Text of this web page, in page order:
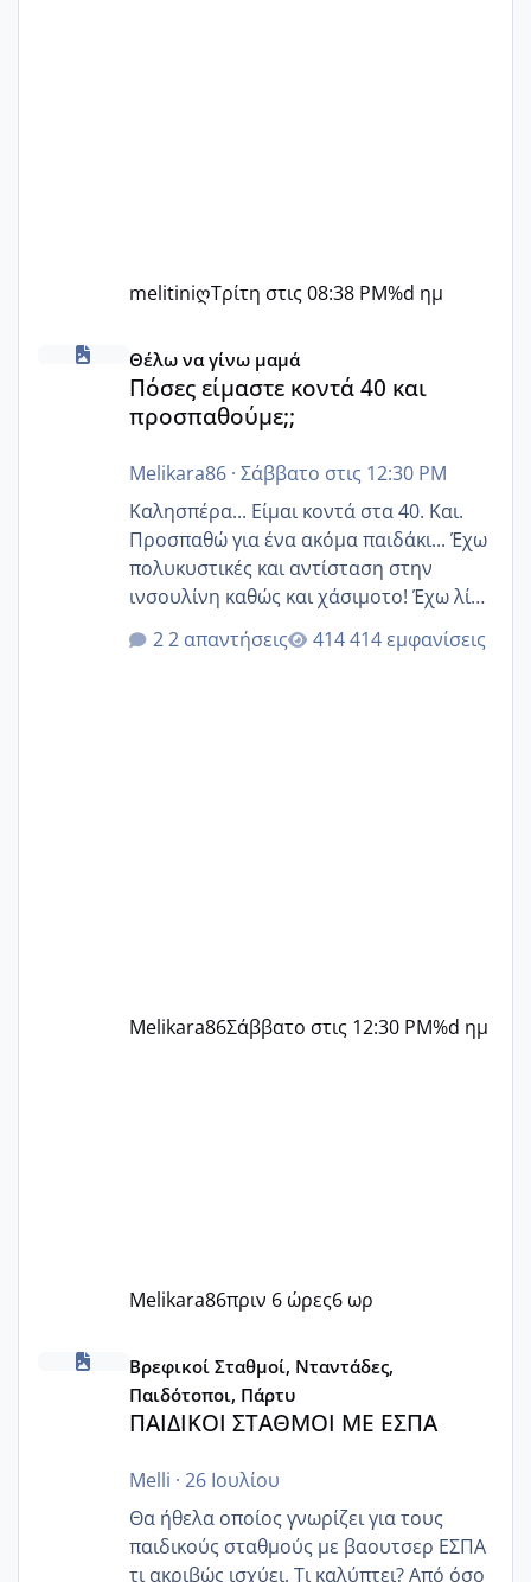
melitiniღΤρίτη στις 08:38 PM%d ημ
Πόσες είμαστε κοντά 40 και προσπαθούμε;;
Θέλω να γίνω μαμά
Πόσες είμαστε κοντά 40 και
προσπαθούμε;;
Melikara86· Σάββατο στις 12:30 PM
Καλησπέρα... Είμαι κοντά στα 40. Και.
Προσπαθώ για ένα ακόμα παιδάκι... Έχω
πολυκυστικές και αντίσταση στην
ινσουλίνη καθώς και χάσιμοτο! Έχω λίγα
κιλά παραπάνω και όσο κ αν προσπαθώ
δεν χάνω εύκολα! Προσπαθώ για ακόμη
2 απαντήσεις 414 εμφανίσεις
Melikara86Σάββατο στις 12:30 PM%d ημ
Melikara86πριν 6 ώρες6 ωρ
ΠΑΙΔΙΚΟΙ ΣΤΑΘΜΟΙ ΜΕ ΕΣΠΑ
Βρεφικοί Σταθμοί, Νταντάδες,
Παιδότοποι, Πάρτυ
ΠΑΙΔΙΚΟΙ ΣΤΑΘΜΟΙ ΜΕ ΕΣΠΑ
Melli · 26 Ιουλίου
Θα ήθελα οποίος γνωρίζει για τους
παιδικούς σταθμούς με βαουτσερ ΕΣΠΑ
τι ακριβώς ισχύει. Τι καλύπτει? Από όσο